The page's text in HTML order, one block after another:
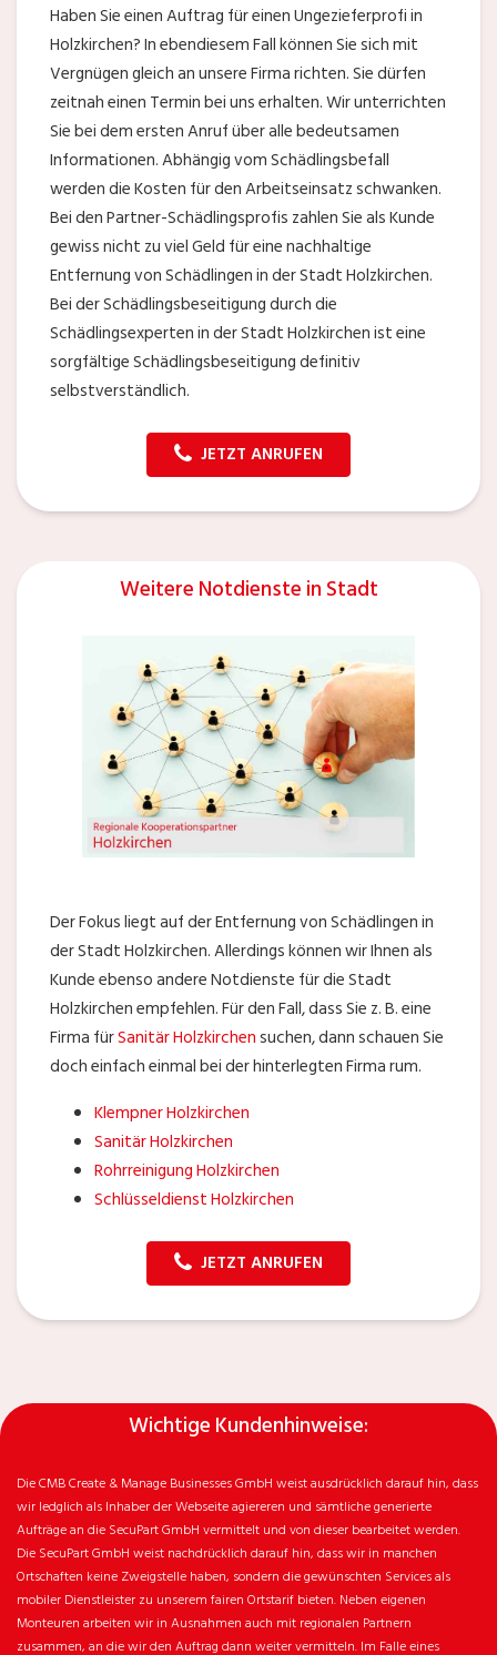
Haben Sie einen Auftrag für einen Ungezieferprofi in
Holzkirchen? In ebendiesem Fall können Sie sich mit
Vergnügen gleich an unsere Firma richten. Sie dürfen
zeitnah einen Termin bei uns erhalten. Wir unterrichten
Sie bei dem ersten Anruf über alle bedeutsamen
Informationen. Abhängig vom Schädlingsbefall
werden die Kosten für den Arbeitseinsatz schwanken.
Bei den Partner-Schädlingsprofis zahlen Sie als Kunde
gewiss nicht zu viel Geld für eine nachhaltige
Entfernung von Schädlingen in der Stadt Holzkirchen.
Bei der Schädlingsbeseitigung durch die
Schädlingsexperten in der Stadt Holzkirchen ist eine
sorgfältige Schädlingsbeseitigung definitiv
selbstverständlich.
JETZT ANRUFEN
Weitere Notdienste in Stadt
Der Fokus liegt auf der Entfernung von Schädlingen in
der Stadt Holzkirchen. Allerdings können wir Ihnen als
Kunde ebenso andere Notdienste für die Stadt
Holzkirchen empfehlen. Für den Fall, dass Sie z. B. eine
Firma fürSanitär Holzkirchensuchen, dann schauen Sie
doch einfach einmal bei der hinterlegten Firma rum.
Klempner Holzkirchen
Sanitär Holzkirchen
Rohrreinigung Holzkirchen
Schlüsseldienst Holzkirchen
JETZT ANRUFEN
Wichtige Kundenhinweise:
Die CMB Create & Manage Businesses GmbH weist ausdrücklich darauf hin, dass
wir ledglich als Inhaber der Webseite agiereren und sämtliche generierte
Aufträge an die SecuPart GmbH vermittelt und von dieser bearbeitet werden.
Die SecuPart GmbH weist nachdrücklich darauf hin, dass wir in manchen
Ortschaften keine Zweigstelle haben, sondern die gewünschten Services als
mobiler Dienstleister zu unserem fairen Ortstarif bieten. Neben eigenen
Monteuren arbeiten wir in Ausnahmen auch mit regionalen Partnern
zusammen, an die wir den Auftrag dann weiter vermitteln. Im Falle eines